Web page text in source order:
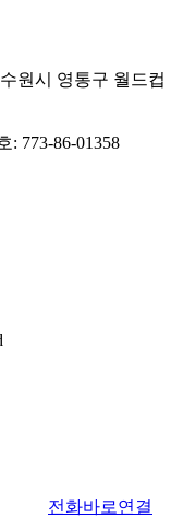
원시 영통구 월드컵
: 773-86-01358
전화바로연결